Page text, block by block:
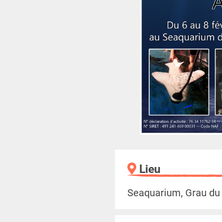
Lieu
Seaquarium, Grau du